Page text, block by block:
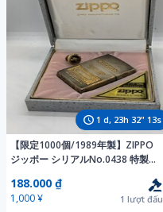
1 d, 23h 32" 12s
【限定1000個/1989年製】ZIPPO
ジッポー シリアルNo.0438 特製タ
古美 専用ケース付 オイルライター
188.000 ₫
1,000 ¥ 1 lượt đấu